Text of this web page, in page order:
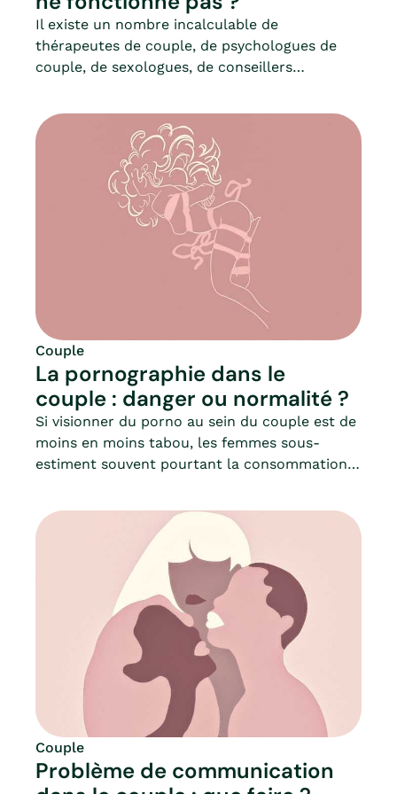
Il existe un nombre incalculable de
thérapeutes de couple, de psychologues de
couple, de sexologues, de conseillers
la thérapie conjugale : il n’est donc pas si
simple de s’orienter.Or, en cas de difficultés au
sein du couple, savoir s’orienter est
fondamental, afin d’obtenir des résultats
positifs. En effet, selon la nature des
difficultés personnelles et/ou
interpersonnelles que l’on peut vivre au sein
du couple, chaque approche n’aura pas la
même efficacité.Définition d’une thérapie de
couple, approches possibles, quand et qui
consulter : Mia fait le point.
Couple
La pornographie dans le
couple : danger ou normalité ?
Si visionner du porno au sein du couple est de
moins en moins tabou, les femmes sous-
estiment souvent pourtant la consommation
sondage ifop de 2014 (« La pornographie dans
le couple : la fin d’un tabou ? »).Entre honte,
plaisir solitaire ou visionnage à deux, quelle
est la place aujourd’hui de la pornographie
dans le couple ? Quand faut-il s’inquiéter de la
consommation de porno de son/sa partenaire
?Le principal risque étant que l’addiction au
porno puisse prendre le pas sur la vie sexuelle.
Mia fait le point.
Couple
Problème de communication